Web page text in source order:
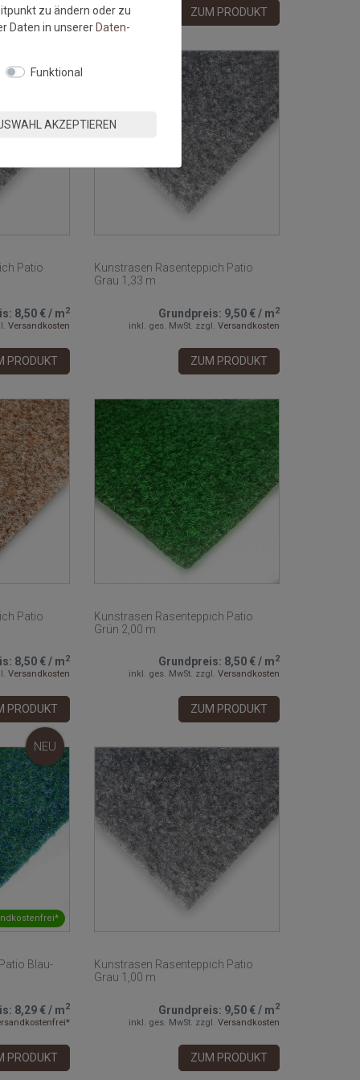
PRODUKT ZUM PRODUKT
Patio
8,50 €/ m2
Versandkosten
PRODUKT
Kunstrasen Rasenteppich Patio
Grau 1,33 m
Grundpreis: 9,50 €/ m2
inkl. ges. MwSt. zzgl. Versandkosten
ZUM PRODUKT
Patio
8,50 €/ m2
Versandkosten
PRODUKT
Kunstrasen Rasenteppich Patio
Grün 2,00 m
Grundpreis: 8,50 €/ m2
inkl. ges. MwSt. zzgl. Versandkosten
ZUM PRODUKT
NEU
Blau-
8,29 €/ m2
PRODUKT
Kunstrasen Rasenteppich Patio
Grau 1,00 m
Grundpreis: 9,50 €/ m2
inkl. ges. MwSt. zzgl. Versandkosten
ZUM PRODUKT
zu ändern oder zu
Daten in unsererDaten­
Funktional
AKZEPTIEREN